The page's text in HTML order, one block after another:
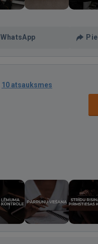
WhatsApp
10 atsauksmes